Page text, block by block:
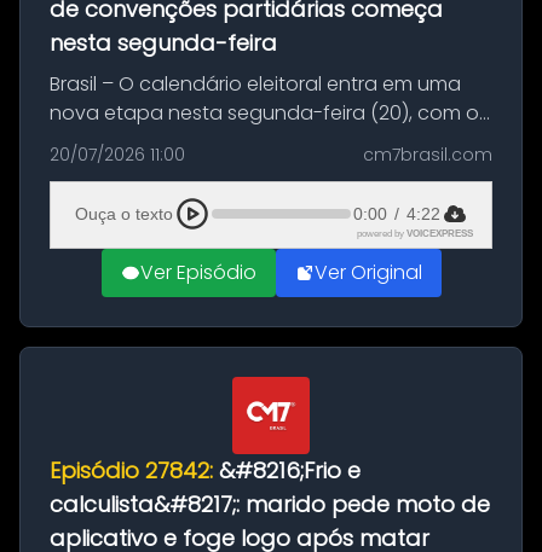
de convenções partidárias começa
nesta segunda-feira
Brasil – O calendário eleitoral entra em uma
nova etapa nesta segunda-feira (20), com o
início do período destinado às convenções
partidárias. Até 5 de agosto, partidos e
federações poderão oficializa...
20/07/2026 11:00 cm7brasil.com
Ouça o texto 0:00 / 4:22
powered by VOICEXPRESS
Ver Episódio Ver Original
Episódio 27842: &#8216;Frio e
calculista&#8217;: marido pede moto de
aplicativo e foge logo após matar